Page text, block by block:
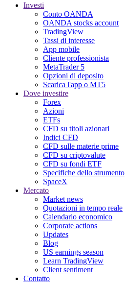
Investi
Conto OANDA
OANDA stocks account
TradingView
Tassi di interesse
App mobile
Cliente professionista
MetaTrader 5
Opzioni di deposito
Scarica l'app o MT5
Dove investire
Forex
Azioni
ETFs
CFD su titoli azionari
Indici CFD
CFD sulle materie prime
CFD su criptovalute
CFD su fondi ETF
Specifiche dello strumento
SpaceX
Mercato
Market news
Quotazioni in tempo reale
Calendario economico
Corporate actions
Updates
Blog
US earnings season
Learn TradingView
Client sentiment
Contatto